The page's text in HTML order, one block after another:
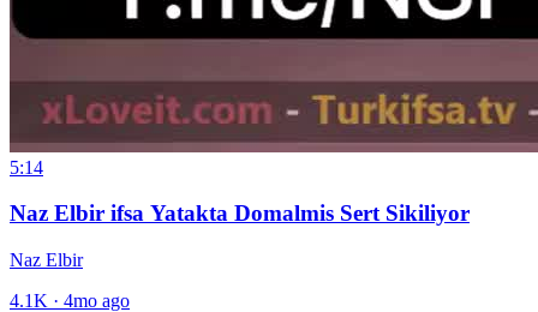
5:14
Naz Elbir ifsa Yatakta Domalmis Sert Sikiliyor
Naz Elbir
4.1K · 4mo ago